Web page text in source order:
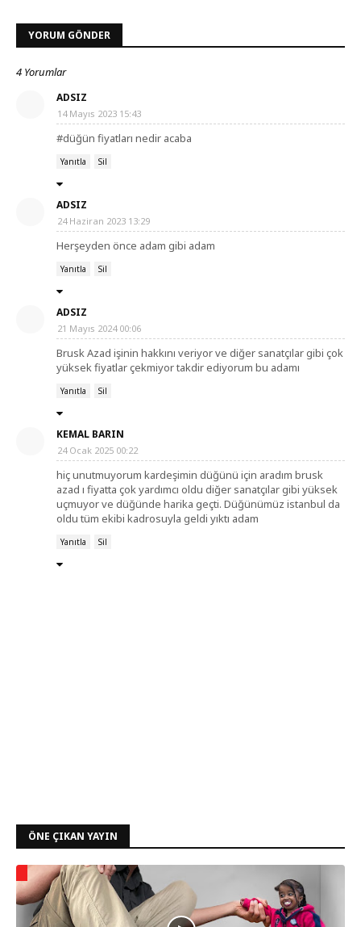
YORUM GÖNDER
4 Yorumlar
ADSIZ
14 Mayıs 2023 15:43
#düğün fiyatları nedir acaba
Yanıtla Sil
ADSIZ
24 Haziran 2023 13:29
Herşeyden önce adam gibi adam
Yanıtla Sil
ADSIZ
21 Mayıs 2024 00:06
Brusk Azad işinin hakkını veriyor ve diğer sanatçılar gibi çok
yüksek fiyatlar çekmiyor takdir ediyorum bu adamı
Yanıtla Sil
KEMAL BARIN
24 Ocak 2025 00:22
hiç unutmuyorum kardeşimin düğünü için aradım brusk
azad ı fiyatta çok yardımcı oldu diğer sanatçılar gibi yüksek
uçmuyor ve düğünde harika geçti. Düğünümüz istanbul da
oldu tüm ekibi kadrosuyla geldi yıktı adam
Yanıtla Sil
ÖNE ÇIKAN YAYIN